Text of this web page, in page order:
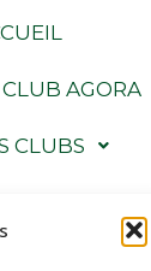
CLUB AGORA
CLUBS